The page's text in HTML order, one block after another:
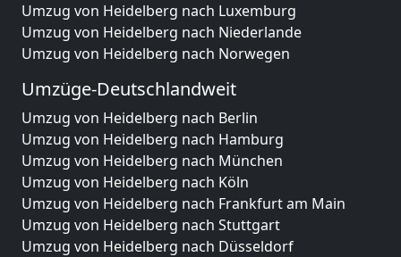
Umzug von Heidelberg nach Luxemburg
Umzug von Heidelberg nach Niederlande
Umzug von Heidelberg nach Norwegen
Umzüge-Deutschlandweit
Umzug von Heidelberg nach Berlin
Umzug von Heidelberg nach Hamburg
Umzug von Heidelberg nach München
Umzug von Heidelberg nach Köln
Umzug von Heidelberg nach Frankfurt am Main
Umzug von Heidelberg nach Stuttgart
Umzug von Heidelberg nach Düsseldorf